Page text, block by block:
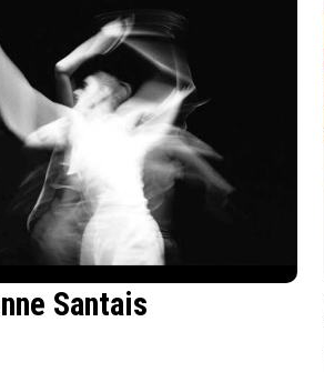
Santais